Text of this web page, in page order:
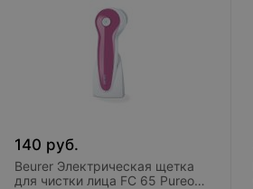
140 руб.
Beurer Электрическая щетка
для чистки лица FC 65 Pureo